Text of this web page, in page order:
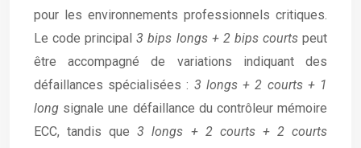
pour les environnements professionnels critiques.
Le code principal3 bips longs + 2 bips courtspeut
être accompagné de variations indiquant des
défaillances spécialisées : 3 longs + 2 courts + 1
long signale une défaillance du contrôleur mémoire
ECC, tandis que3 longs + 2 courts + 2 courts